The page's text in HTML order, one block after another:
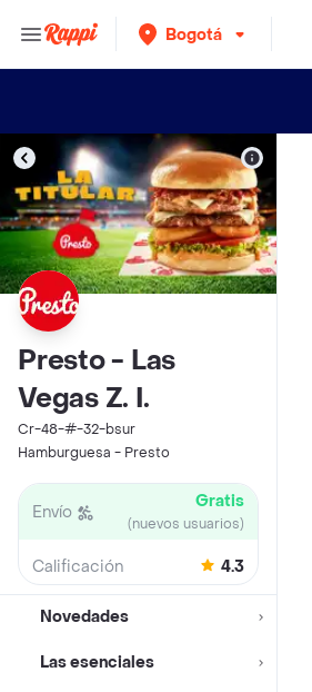
Bogotá
Presto - Las
Vegas Z. I.
Cr-48-#-32-bsur
Hamburguesa - Presto
Envío Gratis
(nuevos usuarios)
Calificación 4.3
Novedades
Las esenciales